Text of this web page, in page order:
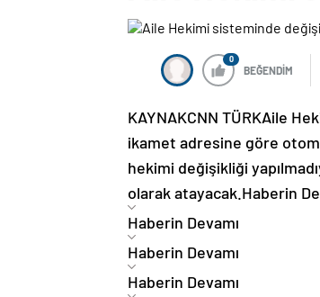
0
BEĞENDİM
KAYNAKCNN TÜRKAile
ikamet adresine göre
hekimi değişikliği
olarak atayacak.Haberin
Haberin Devamı
Haberin Devamı
Haberin Devamı